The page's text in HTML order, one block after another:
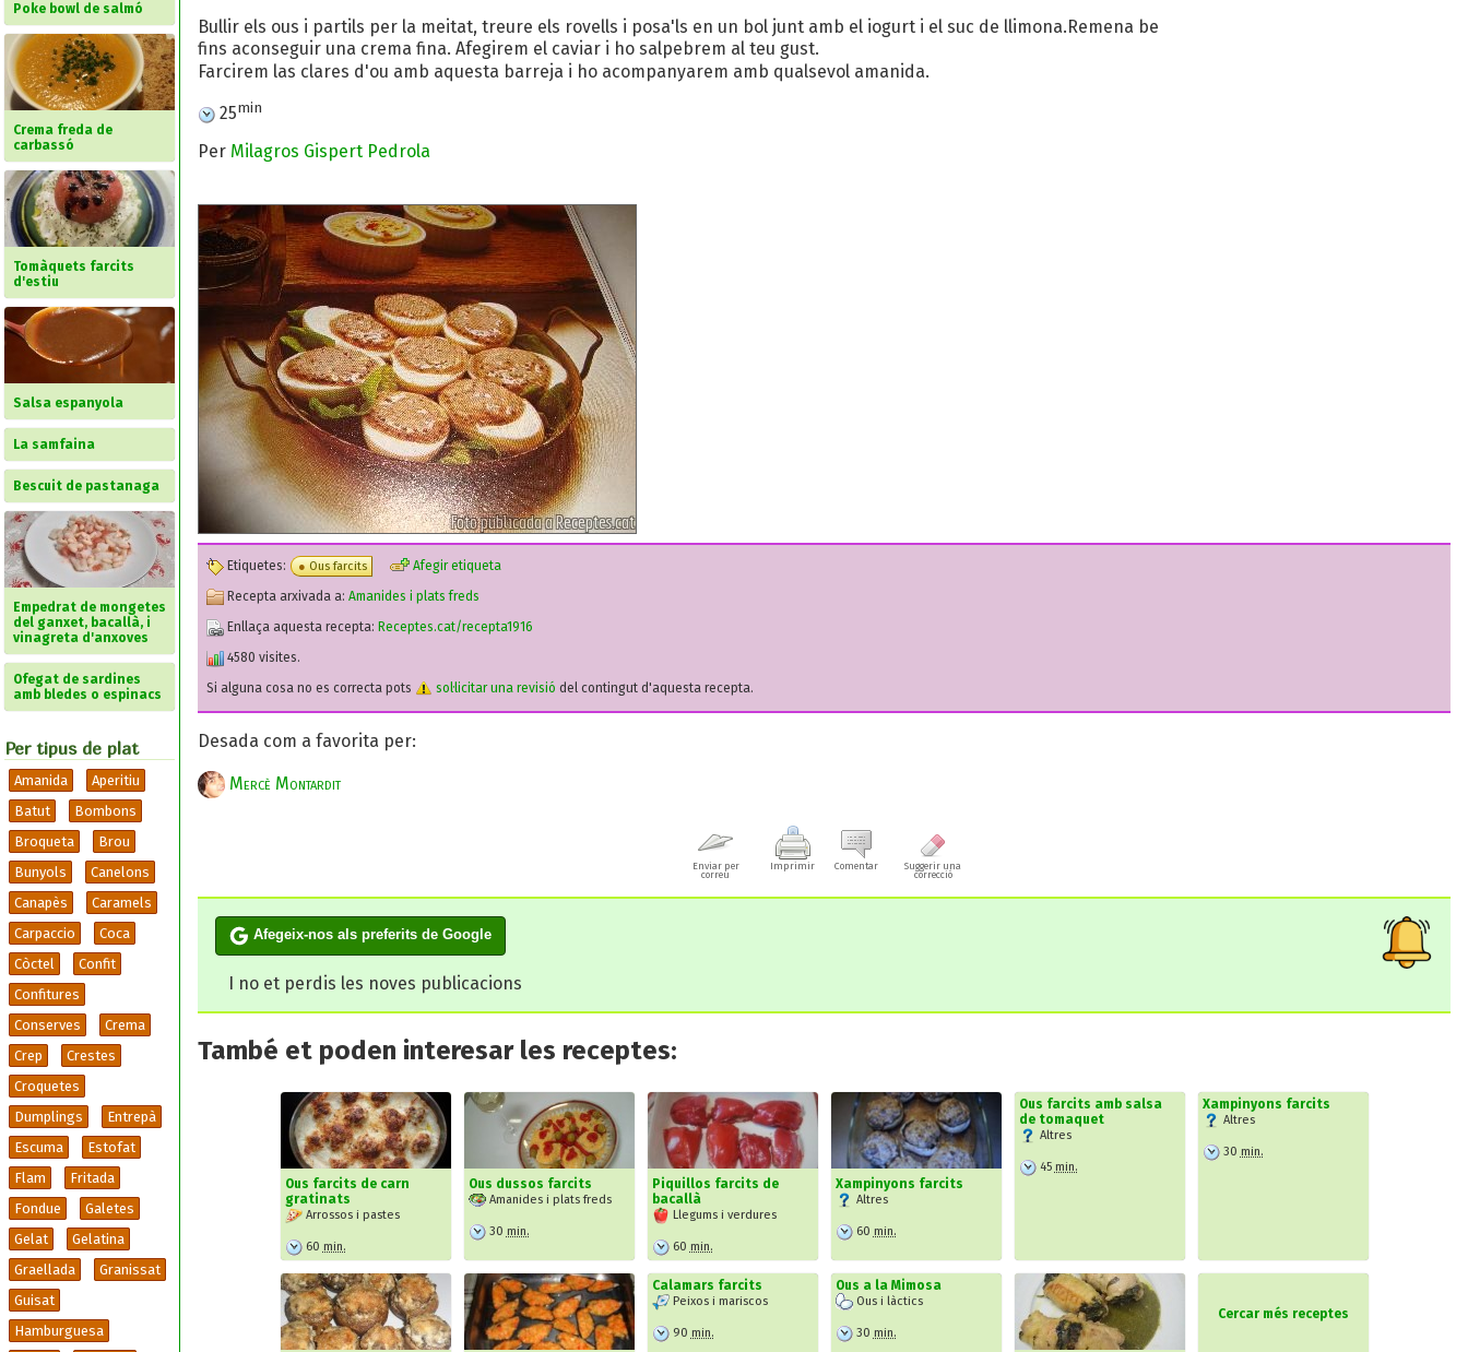
Poke bowl de salmó
Crema freda de
carbassó
Tomàquets farcits
d'estiu
Salsa espanyola
La samfaina
Bescuit de pastanaga
Empedrat de mongetes
del ganxet, bacallà, i
vinagreta d'anxoves
Ofegat de sardines
amb bledes o espinacs
Per tipus de plat
Amanida
Aperitiu
Batut
Bombons
Broqueta
Brou
Bunyols
Canelons
Canapès
Caramels
Carpaccio
Coca
Còctel
Confit
Confitures
Conserves
Crema
Crep
Crestes
Croquetes
Dumplings
Entrepà
Escuma
Estofat
Flam
Fritada
Fondue
Galetes
Gelat
Gelatina
Graellada
Granissat
Guisat
Hamburguesa
Bullir els ous i partils per la meitat, treure els rovells i posa'ls en un bol junt amb el iogurt i el suc de llimona.Remena be
fins aconseguir una crema fina. Afegirem el caviar i ho salpebrem al teu gust.
Farcirem las clares d'ou amb aquesta barreja i ho acompanyarem amb qualsevol amanida.
25min
Per Milagros Gispert Pedrola
Etiquetes: Ous farcits
Afegir etiqueta
Recepta arxivada a: Amanides i plats freds
Enllaça aquesta recepta: Receptes.cat/recepta1916
4580 visites.
Si alguna cosa no es correcta pots
sol·licitar una revisió del contingut d'aquesta recepta.
Desada com a favorita per:
Mercè Montardit
Enviar per
correu
Imprimir Comentar
Suggerir una
correcció
Afegeix-nos als preferits de Google
I no et perdis les noves publicacions
També et poden interesar les receptes:
Ous farcits de carn
gratinats
Arrossos i pastes
60 min.
Ous dussos farcits
Amanides i plats freds
30 min.
Piquillos farcits de
bacallà
Llegums i verdures
60 min.
Xampinyons farcits
Altres
60 min.
Ous farcits amb salsa
de tomaquet
Altres
45 min.
Xampinyons farcits
Altres
30 min.
Calamars farcits
Peixos i mariscos
90 min.
Ous a la Mimosa
Ous i làctics
30 min.
Cercar més receptes